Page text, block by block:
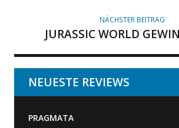
NÄCHSTER BEITRAG
JURASSIC WORLD
NEUESTE REVIEWS
PRAGMATA